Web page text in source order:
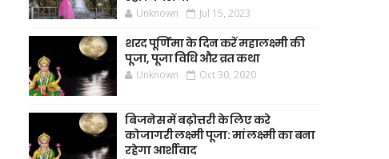
Unknown Jul 15, 2023
शरद पूर्णिमा के दिन करें महालक्ष्मी की
पूजा, पूजा विधि और व्रत कथा
Unknown Oct 30, 2020
बिजनेस में बढ़ोत्तरी के लिए करे
कोजागरी लक्ष्मी पूजा: मां लक्ष्मी का बना
रहेगा आर्शीवाद